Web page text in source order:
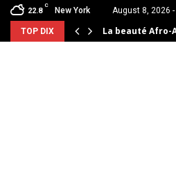
22.8
C
New York August 8, 2026
TOP DIX La beauté Afro-